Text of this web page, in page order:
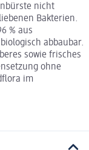
nicht
Bakterien.
% aus
abbaubar.
sowie frisches
ohne
im